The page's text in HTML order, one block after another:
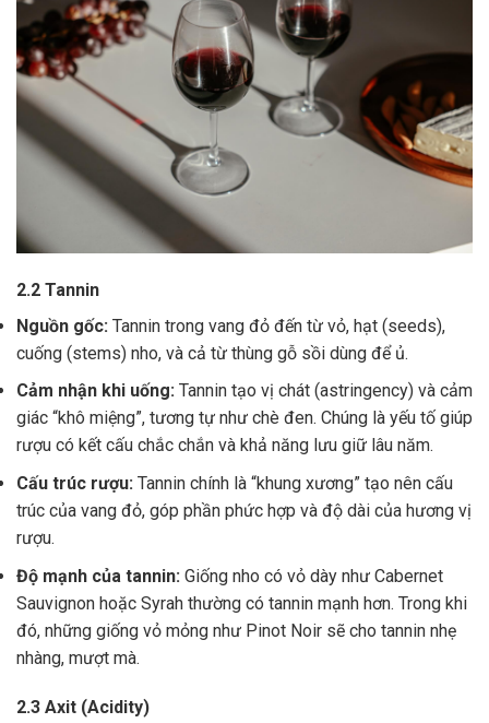
2.2 Tannin
Nguồn gốc: Tannin trong vang đỏ đến từ vỏ, hạt (seeds),
cuống (stems) nho, và cả từ thùng gỗ sồi dùng để ủ.
Cảm nhận khi uống: Tannin tạo vị chát (astringency) và cảm
giác “khô miệng”, tương tự như chè đen. Chúng là yếu tố giúp
rượu có kết cấu chắc chắn và khả năng lưu giữ lâu năm.
Cấu trúc rượu: Tannin chính là “khung xương” tạo nên cấu
trúc của vang đỏ, góp phần phức hợp và độ dài của hương vị
rượu.
Độ mạnh của tannin: Giống nho có vỏ dày như Cabernet
Sauvignon hoặc Syrah thường có tannin mạnh hơn. Trong khi
đó, những giống vỏ mỏng như Pinot Noir sẽ cho tannin nhẹ
nhàng, mượt mà.
2.3 Axit (Acidity)